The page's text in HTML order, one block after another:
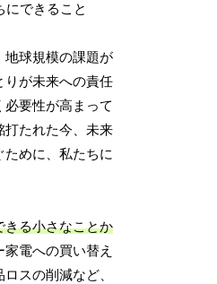
地球規模の課題が
りが未来への責任
必要性が高まって
打たれた今、未来
ために、私たちに
きる小さなことか
電への買い替え
スの削減など、